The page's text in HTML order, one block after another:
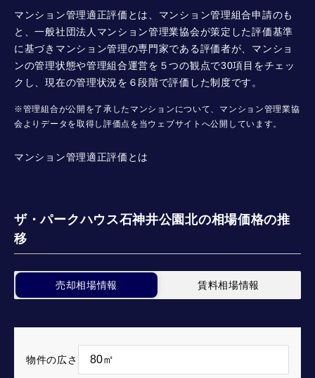
マンション管理適正評価とは、マンション管理組合申請のも
と、一般社団法人マンション管理業協会が策定した評価基準
に基づきマンション管理の専門家である評価者が、マンショ
ンの管理状態や管理組合運営を５つの観点で30項目をチェッ
クし、現在の管理状況を６段階で評価した制度です。
※管理組合が公開を了承したマンションについて、マンション管理業協
会よりデータを取得し評価点を当ウェブサイトへ公開しています。
マンション管理適正評価とは
ザ・パークハウス石神井公園北の相場価格の推
移
売却相場情報 賃料相場情報
物件の広さ